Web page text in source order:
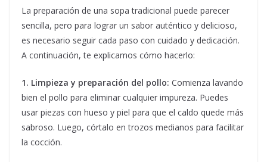
La preparación de una sopa tradicional puede parecer
sencilla, pero para lograr un sabor auténtico y delicioso,
es necesario seguir cada paso con cuidado y dedicación.
A continuación, te explicamos cómo hacerlo:
1. Limpieza y preparación del pollo: Comienza lavando
bien el pollo para eliminar cualquier impureza. Puedes
usar piezas con hueso y piel para que el caldo quede más
sabroso. Luego, córtalo en trozos medianos para facilitar
la cocción.